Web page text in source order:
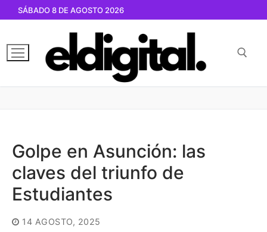
contenido
SÁBADO 8 DE AGOSTO 2026
Golpe en Asunción: las
claves del triunfo de
Estudiantes
14 AGOSTO, 2025